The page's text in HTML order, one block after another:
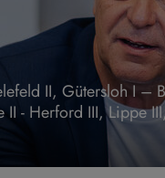
II, Gütersloh I –
- Herford III, Lippe